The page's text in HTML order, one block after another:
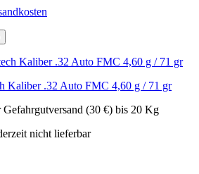
Kaliber .32 Auto FMC 4,60 g / 71 gr
(30 €) bis 20 Kg
nicht lieferbar